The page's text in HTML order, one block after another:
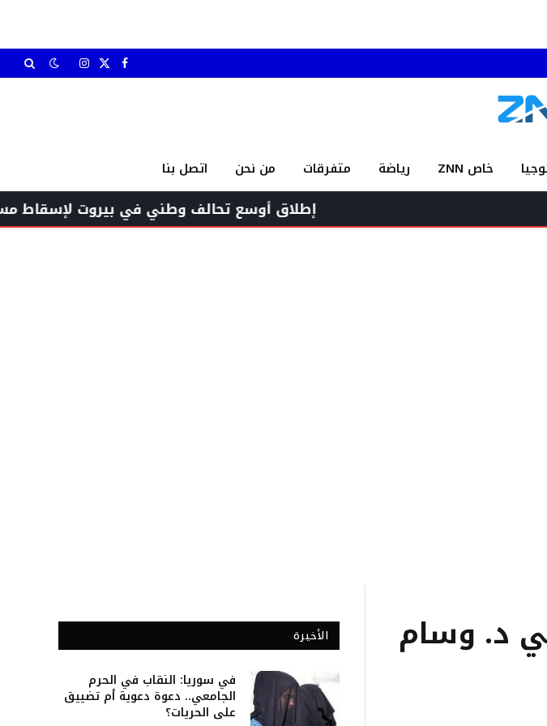
فيسبوك
X الانستغرام
خاص ZNN رياضة متفرقات من نحن اتصل بنا
إطلاق أوسع تحالف وطني في بيروت لإسقاط مسارات
د. وسام الأخيرة
في سوريا: النقاب في الحرم
الجامعي.. دعوة دعوية أم تضييق
على الحريات؟